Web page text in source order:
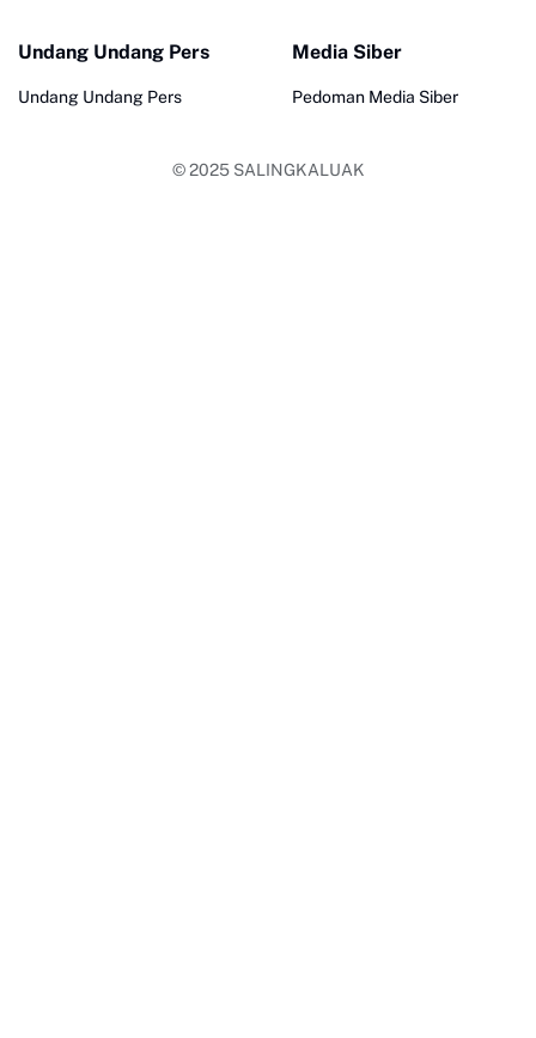
Undang Undang Pers
Undang Undang Pers
Media Siber
Pedoman Media Siber
© 2025 SALINGKALUAK